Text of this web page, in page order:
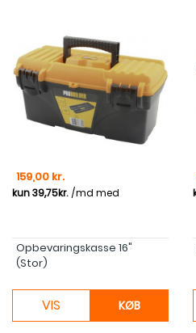
Pris
159,00 kr.
Opbevaringskasse 16"
(Stor)
VIS KØB